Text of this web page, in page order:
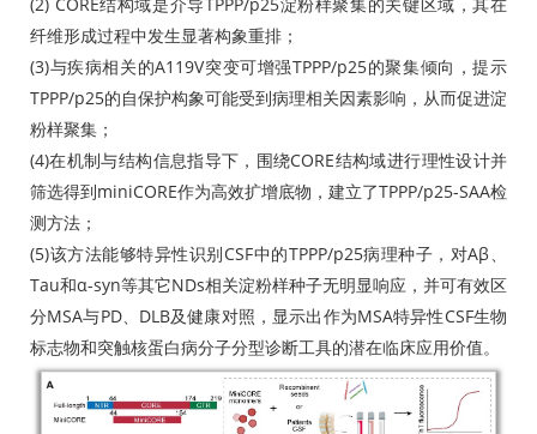
纤维形成过程中发生显著构象重排；
(3)与疾病相关的A119V突变可增强TPPP/p25的聚集倾向，提示
TPPP/p25的自保护构象可能受到病理相关因素影响，从而促进淀
粉样聚集；
(4)在机制与结构信息指导下，围绕CORE结构域进行理性设计并
筛选得到miniCORE作为高效扩增底物，建立了TPPP/p25-SAA检
测方法；
(5)该方法能够特异性识别CSF中的TPPP/p25病理种子，对Aβ、
Tau和α-syn等其它NDs相关淀粉样种子无明显响应，并可有效区
分MSA与PD、DLB及健康对照，显示出作为MSA特异性CSF生物
标志物和突触核蛋白病分子分型诊断工具的潜在临床应用价值。